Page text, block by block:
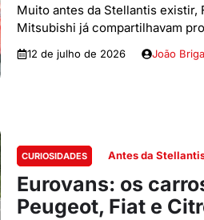
Muito antes da Stellantis existir,
Mitsubishi já compartilhavam
12 de julho de 2026 João
CURIOSIDADES Antes da
Eurovans: os
Peugeot, Fiat e